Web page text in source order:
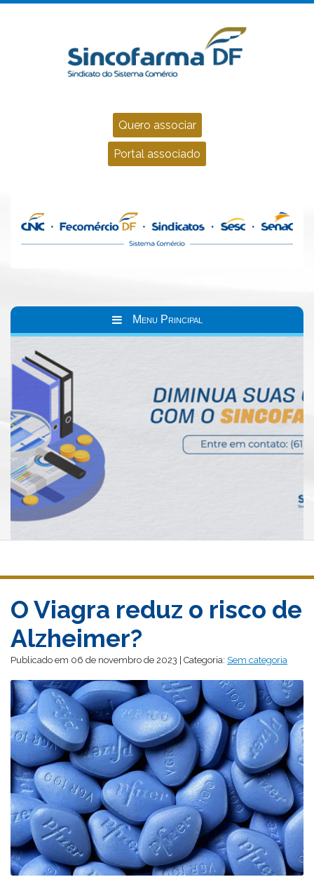
Quero associar
Portal associado
Menu Principal
O Viagra reduz o risco de
Alzheimer?
Publicado em 06 de novembro de 2023 | Categoria: Sem categoria